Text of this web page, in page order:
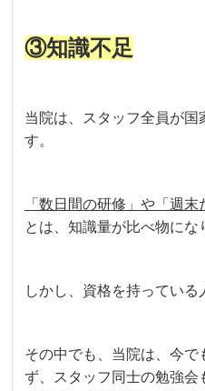
③知識不足
当院は、スタッフ全員が国
す。
「数日間の研修」や「週
とは、知識量が比べ物にな
しかし、資格を持っている
その中でも、当院は、今で
ず、スタッフ同士の勉強会